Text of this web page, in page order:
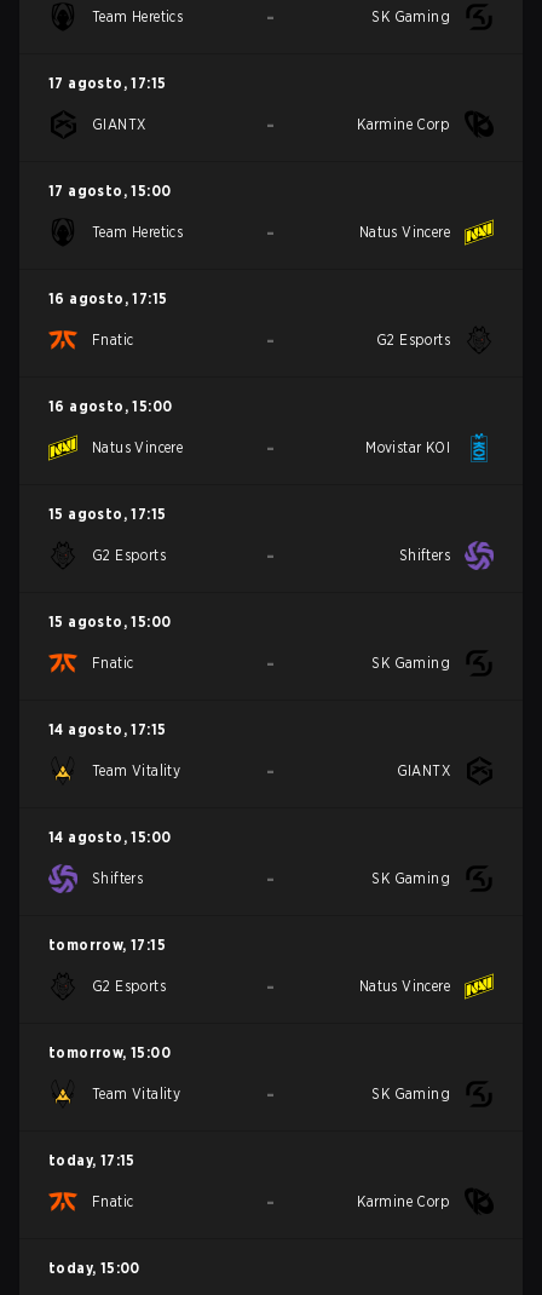
Team Heretics - SK Gaming
17 agosto , 17:15
GIANTX - Karmine Corp
17 agosto , 15:00
Team Heretics - Natus Vincere
16 agosto , 17:15
Fnatic - G2 Esports
16 agosto , 15:00
Natus Vincere - Movistar KOI
15 agosto , 17:15
G2 Esports - Shifters
15 agosto , 15:00
Fnatic - SK Gaming
14 agosto , 17:15
Team Vitality - GIANTX
14 agosto , 15:00
Shifters - SK Gaming
tomorrow, 17:15
G2 Esports - Natus Vincere
tomorrow, 15:00
Team Vitality - SK Gaming
today, 17:15
Fnatic - Karmine Corp
today, 15:00